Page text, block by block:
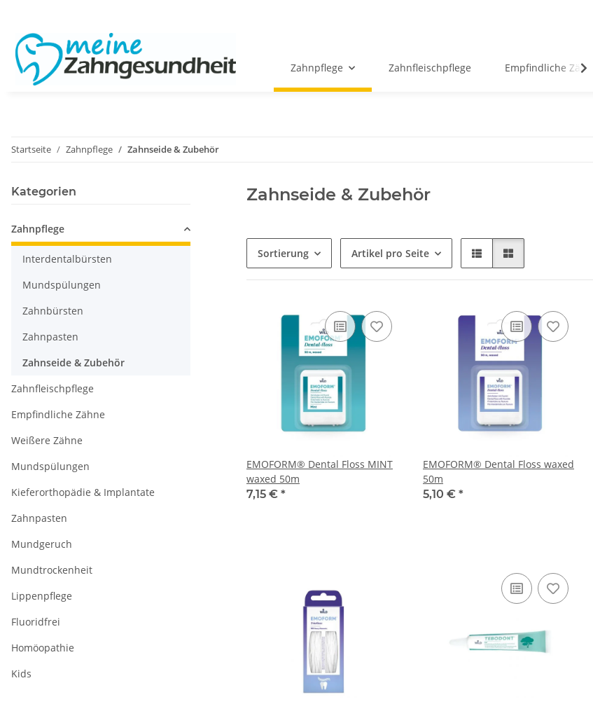
Zahnpflege Zahnfleischpflege Empfindliche Zähne
Startseite Zahnpflege Zahnseide & Zubehör
Zahnseide & Zubehör
Sortierung Artikel pro Seite
EMOFORM® Dental Floss MINT
waxed 50m
7,15 € *
EMOFORM® Dental Floss waxed
50m
5,10 € *
Kategorien
Zahnpflege
Interdentalbürsten
Mundspülungen
Zahnbürsten
Zahnpasten
Zahnseide & Zubehör
Zahnfleischpflege
Empfindliche Zähne
Weißere Zähne
Mundspülungen
Kieferorthopädie & Implantate
Zahnpasten
Mundgeruch
Mundtrockenheit
Lippenpflege
Fluoridfrei
Homöopathie
Kids